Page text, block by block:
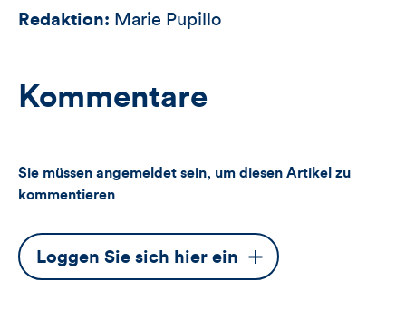
Redaktion: Marie Pupillo
Kommentare
Sie müssen angemeldet sein, um diesen Artikel zu
kommentieren
Dieser
Button
Loggen Sie sich hier ein